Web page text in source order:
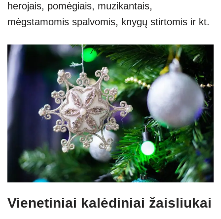
herojais, pomėgiais, muzikantais,
mėgstamomis spalvomis, knygų stirtomis ir kt.
Vienetiniai kalėdiniai žaisliukai